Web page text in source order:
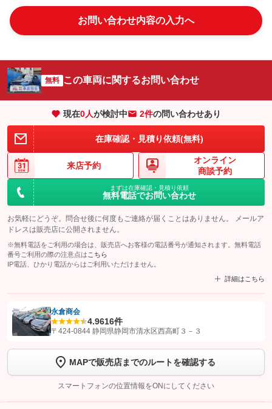
お問い合わせ内容の入力へ
無料 この車両に関するお問い合わせ
現在0人が検討中 2件の問い合わせあり
在庫確認・見積り依頼(無料)
来店予約
オンライン
商談予約
まずは在庫確認・見積り依頼
無料電話でお問い合わせ
お気軽にどうぞ。問合せ後に何度もご連絡が届くことはありません。 メールア
ドレスは販売店に公開されません。
※無料電話をご利用の場合は、販売店へお客様の電話番号が通知されます。無料電話
番号ご利用の際の注意点は こちら
IP電話、ひかり電話からはご利用いただけません。
詳細はこちら
【STEP1】認証画面でグーネットを友だち追加してから「許可する」ボタンを押
トーク画面で
ボタンをタップして問い合わせを
完了してください。
こちら
永倉商会
4.9616件
〒424-0844 静岡県静岡市清水区西高町３－３
MAPで販売店までのルートを確認する
スマートフォンの位置情報をONにしてください